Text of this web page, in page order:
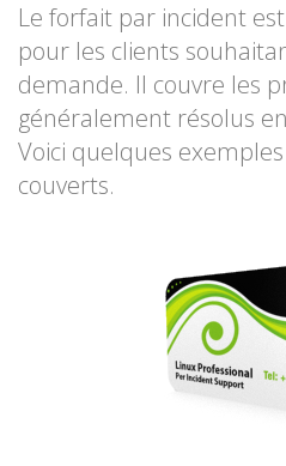
Le forfait par incident
pour les clients
demande. Il couvre les
généralement résolus
Voici quelques
couverts.